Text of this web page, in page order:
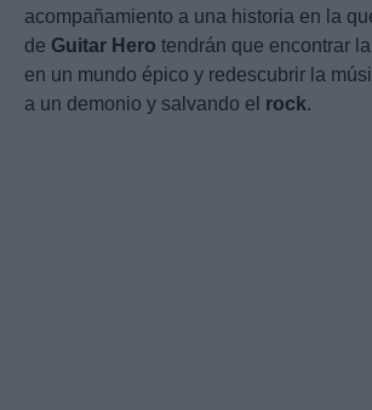
acompañamiento a una historia en la
de Guitar Hero tendrán que encontrar
en un mundo épico y redescubrir la
a un demonio y salvando el rock.